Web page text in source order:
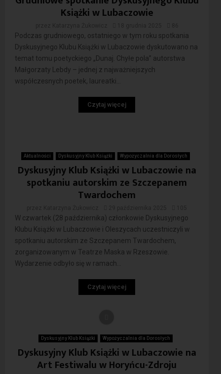
Książki w Lubaczowie
Podczas grudniowego, ostatniego w tym roku spotkania
Dyskusyjnego Klubu Książki w Lubaczowie dyskutowano na
temat tomu poetyckiego „Dunaj. Chyłe pola” autorstwa
Małgorzaty Lebdy – jednej z najważniejszych
współczesnych poetek, laureatki...
Czytaj więcej
Aktualności Dyskusyjny Klub Książki Wypożyczalnia dla Dorosłych
Dyskusyjny Klub Książki w Lubaczowie na
spotkaniu autorskim ze Szczepanem
Twardochem
W czwartek (28 października) członkowie Dyskusyjnego
Klubu Książki w Lubaczowie i Oleszycach uczestniczyli w
spotkaniu autorskim ze Szczepanem Twardochem,
zorganizowanym w Teatrze Maska w Rzeszowie.
Wydarzenie odbyło się w ramach...
Czytaj więcej
Dyskusyjny Klub Książki Wypożyczalnia dla Dorosłych
Dyskusyjny Klub Książki w Lubaczowie na
Art Festiwalu w Horyńcu-Zdroju